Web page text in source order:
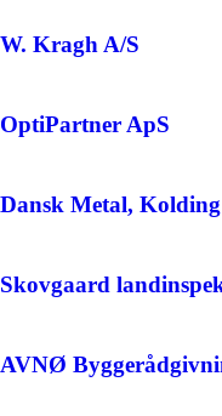
W. Kragh A/S
OptiPartner ApS
Dansk Metal, Kolding
Skovgaard
AVNØ